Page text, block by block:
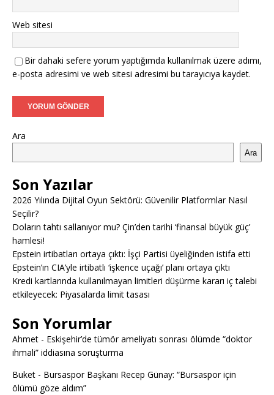
Web sitesi
Bir dahaki sefere yorum yaptığımda kullanılmak üzere adımı,
e-posta adresimi ve web sitesi adresimi bu tarayıcıya kaydet.
Ara
Ara
Son Yazılar
2026 Yılında Dijital Oyun Sektörü: Güvenilir Platformlar Nasıl
Seçilir?
Doların tahtı sallanıyor mu? Çin’den tarihi ‘finansal büyük güç’
hamlesi!
Epstein irtibatları ortaya çıktı: İşçi Partisi üyeliğinden istifa etti
Epstein’ın CIA’yle irtibatlı ‘işkence uçağı’ planı ortaya çıktı
Kredi kartlarında kullanılmayan limitleri düşürme kararı iç talebi
etkileyecek: Piyasalarda limit tasası
Son Yorumlar
Ahmet - Eskişehir’de tümör ameliyatı sonrası ölümde “doktor
ihmali” iddiasına soruşturma
Buket - Bursaspor Başkanı Recep Günay: “Bursaspor için
ölümü göze aldım”